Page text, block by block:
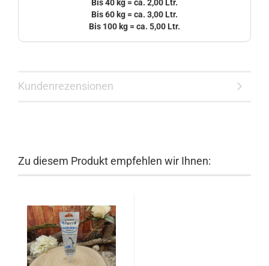
Bis 40 kg = ca. 2,00 Ltr.
Bis 60 kg = ca. 3,00 Ltr.
Bis 100 kg = ca. 5,00 Ltr.
Kundenrezensionen
Zu diesem Produkt empfehlen wir Ihnen: